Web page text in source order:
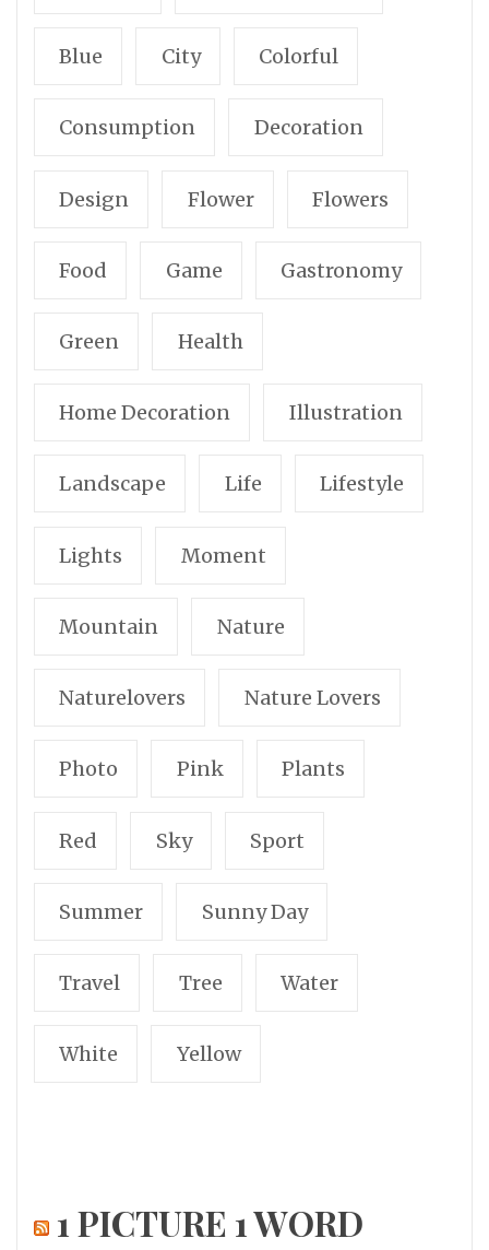
Blue City Colorful
Consumption Decoration
Design Flower Flowers
Food Game Gastronomy
Green Health
Home Decoration Illustration
Landscape Life Lifestyle
Lights Moment
Mountain Nature
Naturelovers Nature Lovers
Photo Pink Plants
Red Sky Sport
Summer Sunny Day
Travel Tree Water
White Yellow
1 PICTURE 1 WORD